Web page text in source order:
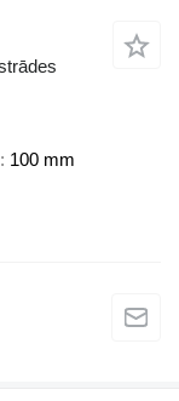
100 mm